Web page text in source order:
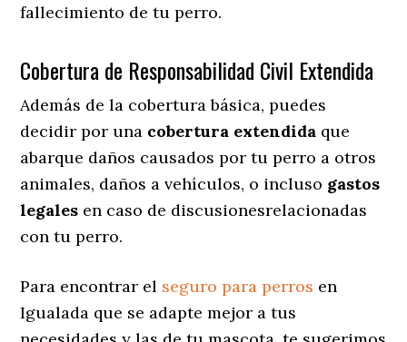
fallecimiento de tu perro.
Cobertura de Responsabilidad Civil Extendida
Además de la cobertura básica, puedes
decidir por una cobertura extendida que
abarque daños causados por tu perro a otros
animales, daños a vehículos, o incluso gastos
legales en caso de discusionesrelacionadas
con tu perro.
Para encontrar el seguro para perros en
Igualada que se adapte mejor a tus